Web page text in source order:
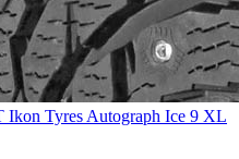
Tyres Autograph Ice 9 XL